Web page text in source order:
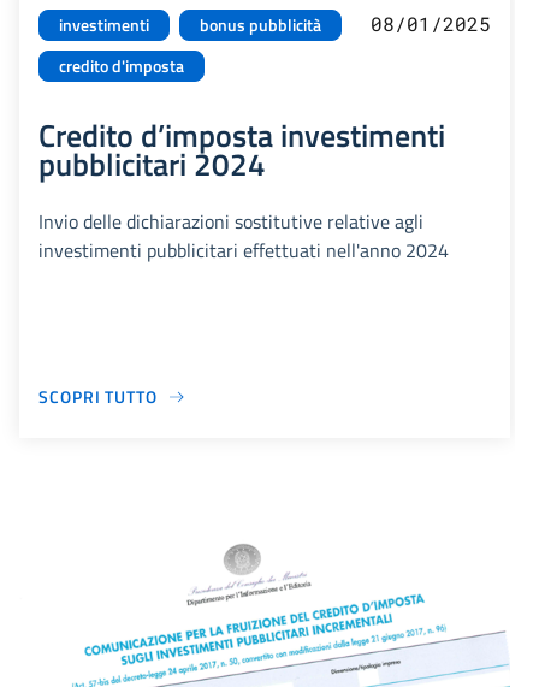
investimenti
bonus pubblicità
credito d'imposta
08/01/2025
Credito d’imposta investimenti
pubblicitari 2024
Invio delle dichiarazioni sostitutive relative agli
investimenti pubblicitari effettuati nell'anno 2024
SCOPRI TUTTO